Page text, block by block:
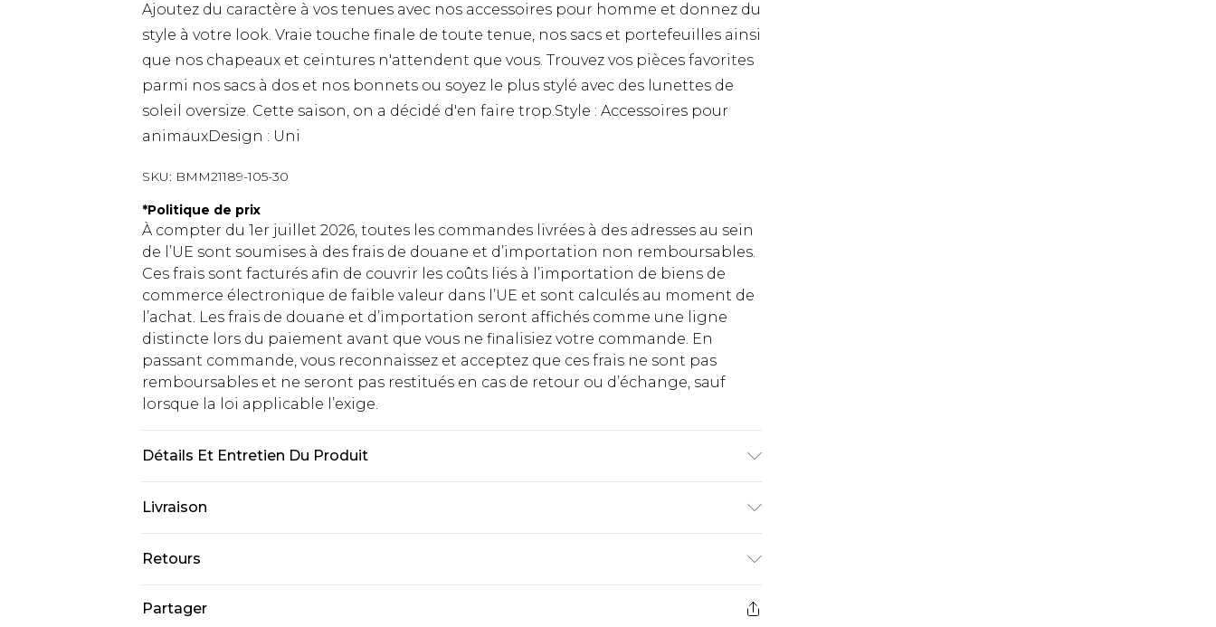
Ajoutez du caractère à vos tenues avec nos accessoires pour homme et donnez du
style à votre look. Vraie touche finale de toute tenue, nos sacs et portefeuilles ainsi
que nos chapeaux et ceintures n'attendent que vous. Trouvez vos pièces favorites
parmi nos sacs à dos et nos bonnets ou soyez le plus stylé avec des lunettes de
soleil oversize. Cette saison, on a décidé d'en faire trop.Style : Accessoires pour
animauxDesign : Uni
SKU: BMM21189-105-30
*Politique de prix
À compter du 1er juillet 2026, toutes les commandes livrées à des adresses au sein
de l’UE sont soumises à des frais de douane et d’importation non remboursables.
Ces frais sont facturés afin de couvrir les coûts liés à l’importation de biens de
commerce électronique de faible valeur dans l’UE et sont calculés au moment de
l’achat. Les frais de douane et d’importation seront affichés comme une ligne
distincte lors du paiement avant que vous ne finalisiez votre commande. En
passant commande, vous reconnaissez et acceptez que ces frais ne sont pas
remboursables et ne seront pas restitués en cas de retour ou d’échange, sauf
lorsque la loi applicable l’exige.
Détails Et Entretien Du Produit
Livraison
Livraison standard France
€2.99
Livraison express France
€9.99
Retours
nous retourner un article.
Partager